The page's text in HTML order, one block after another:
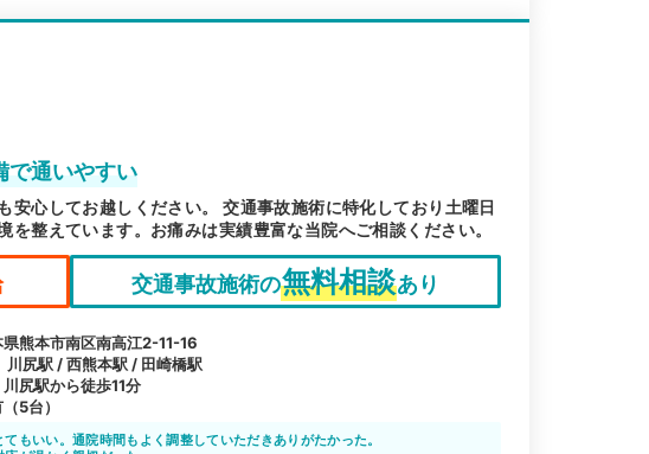
で通いやすい
安心してお越しください。 交通事故施術に特化しており土曜日
整えています。お痛みは実績豊富な当院へご相談ください。
交通事故施術の無料相談あり
熊本市南区南高江2-11-16
川尻駅 / 西熊本駅 / 田崎橋駅
尻駅から徒歩11分
5台）
てもいい。通院時間もよく調整していただきありがたかった。